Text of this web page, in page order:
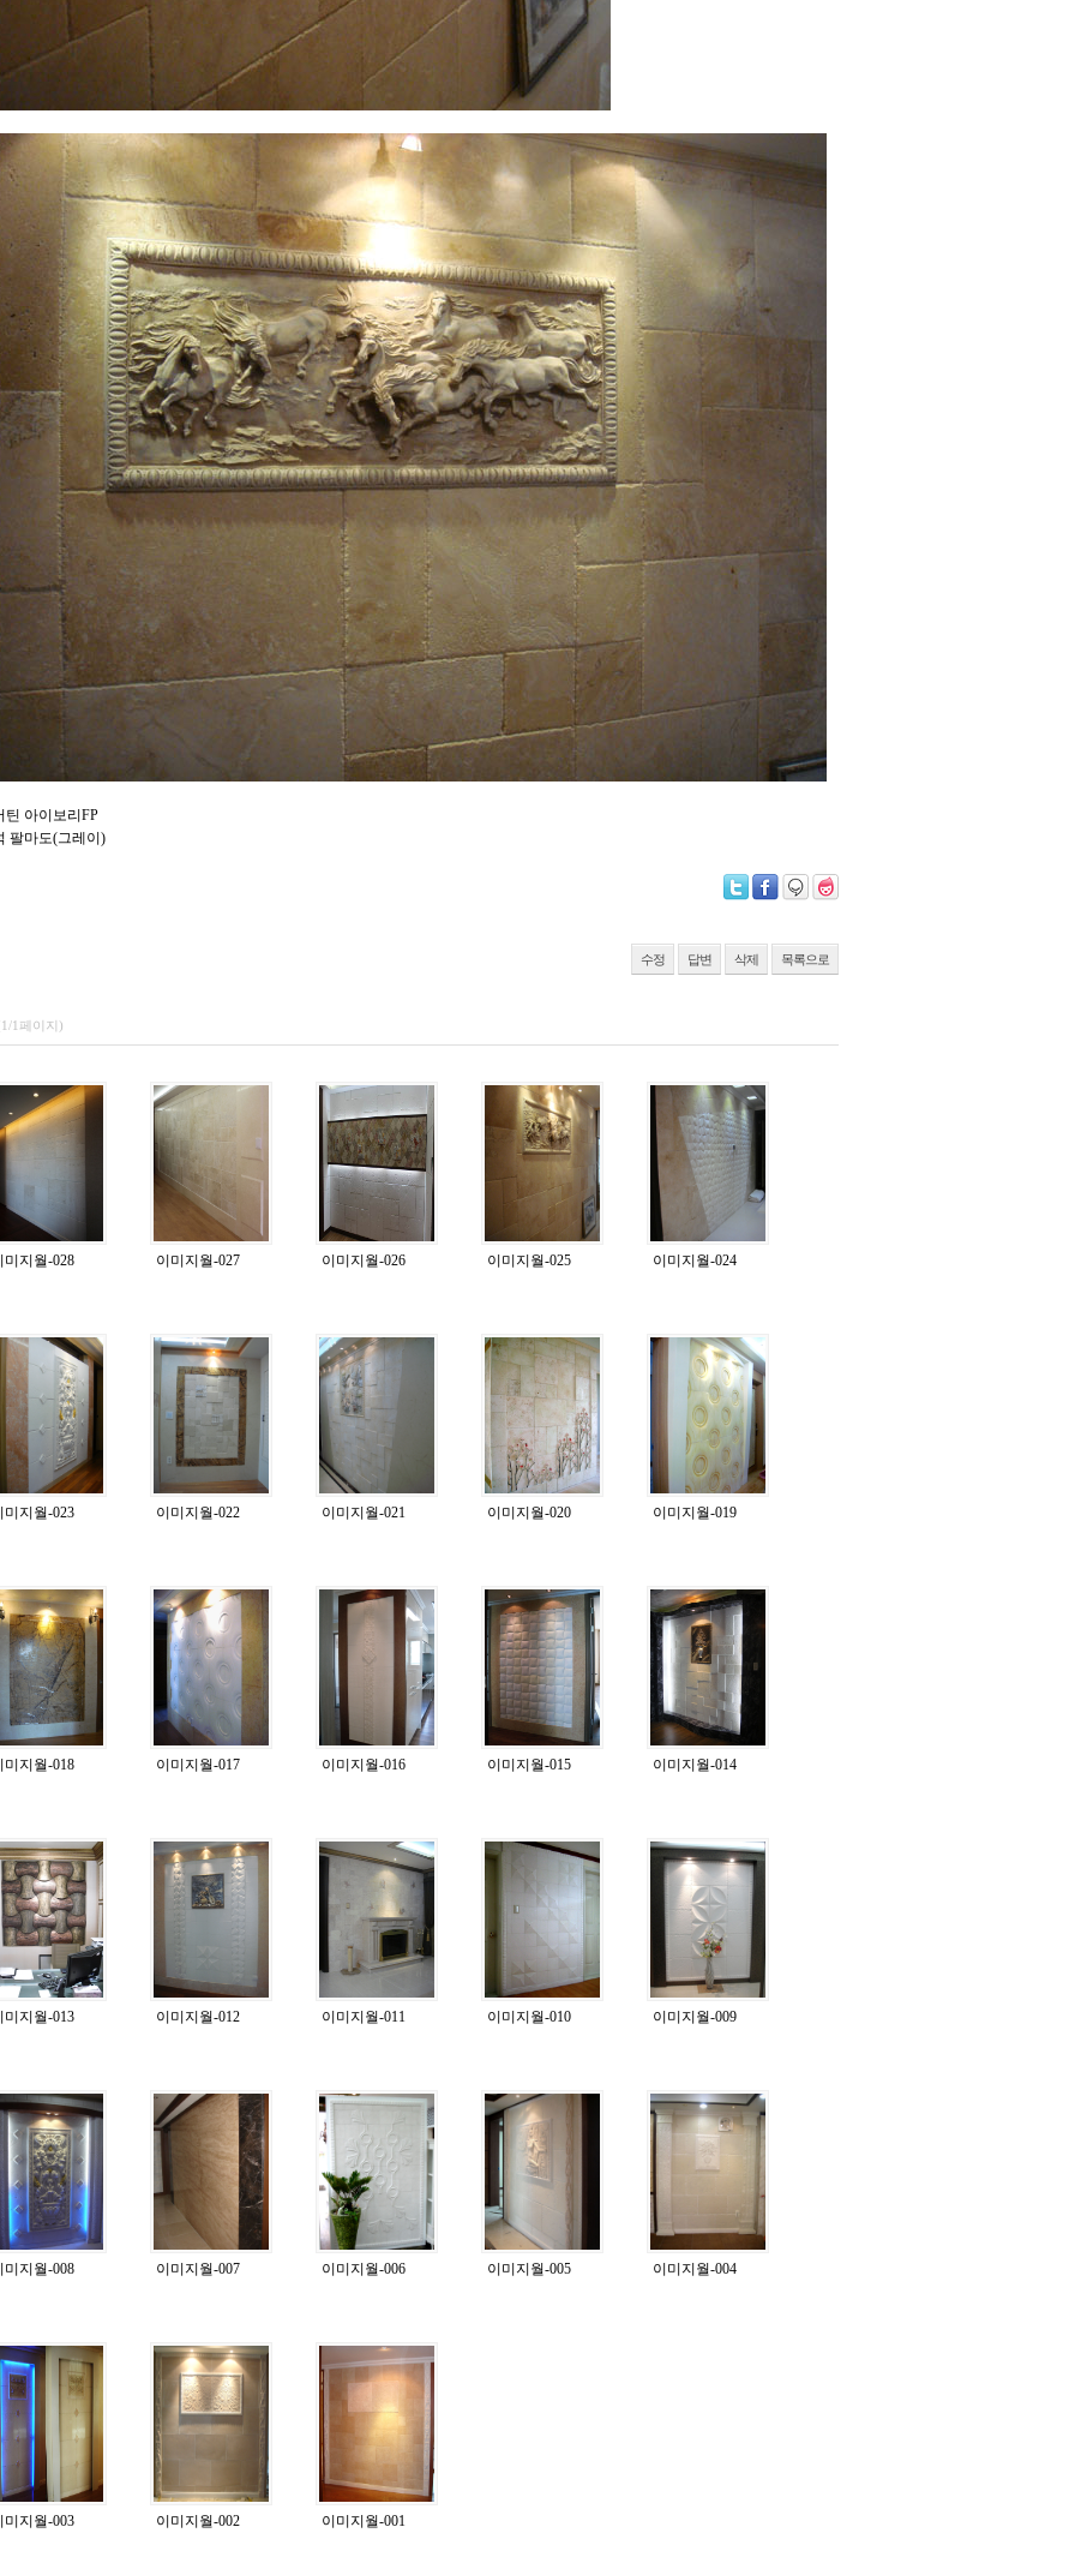
틴 아이보리FP
팔마도(그레이)
수정 답변 삭제 목록으로
1페이지)
미지월-028 이미지월-027 이미지월-026 이미지월-025 이미지월-024
미지월-023 이미지월-022 이미지월-021 이미지월-020 이미지월-019
미지월-018 이미지월-017 이미지월-016 이미지월-015 이미지월-014
미지월-013 이미지월-012 이미지월-011 이미지월-010 이미지월-009
미지월-008 이미지월-007 이미지월-006 이미지월-005 이미지월-004
미지월-003 이미지월-002 이미지월-001